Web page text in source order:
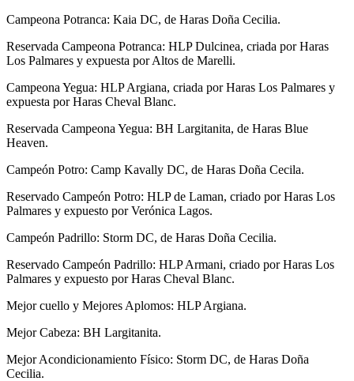
Campeona Potranca: Kaia DC, de Haras Doña Cecilia.
Reservada Campeona Potranca: HLP Dulcinea, criada por Haras
Los Palmares y expuesta por Altos de Marelli.
Campeona Yegua: HLP Argiana, criada por Haras Los Palmares y
expuesta por Haras Cheval Blanc.
Reservada Campeona Yegua: BH Largitanita, de Haras Blue
Heaven.
Campeón Potro: Camp Kavally DC, de Haras Doña Cecila.
Reservado Campeón Potro: HLP de Laman, criado por Haras Los
Palmares y expuesto por Verónica Lagos.
Campeón Padrillo: Storm DC, de Haras Doña Cecilia.
Reservado Campeón Padrillo: HLP Armani, criado por Haras Los
Palmares y expuesto por Haras Cheval Blanc.
Mejor cuello y Mejores Aplomos: HLP Argiana.
Mejor Cabeza: BH Largitanita.
Mejor Acondicionamiento Físico: Storm DC, de Haras Doña
Cecilia.